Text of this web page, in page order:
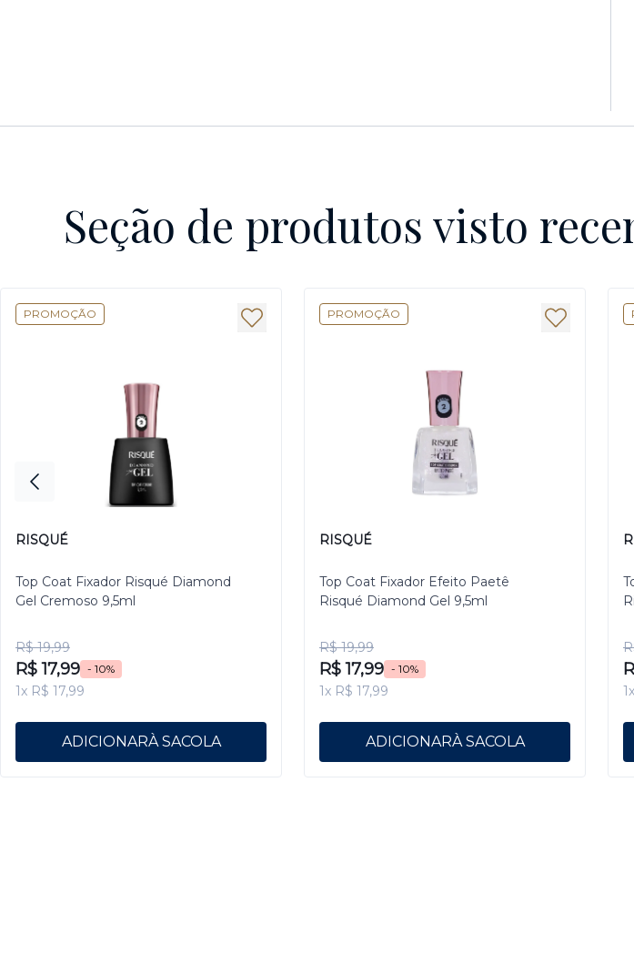
Seção de produtos visto
PROMOÇÃO
RISQUÉ
Top Coat Fixador Risqué Diamond
Gel Cremoso 9,5ml
R$ 19,99
R$ 17,99 - 10%
1x R$ 17,99
ADICIONAR
PROMOÇÃO
RISQUÉ
Top Coat Fixador Efeito Paetê
Risqué Diamond Gel 9,5ml
R$ 19,99
R$ 17,99 - 10%
1x R$ 17,99
ADICIONAR